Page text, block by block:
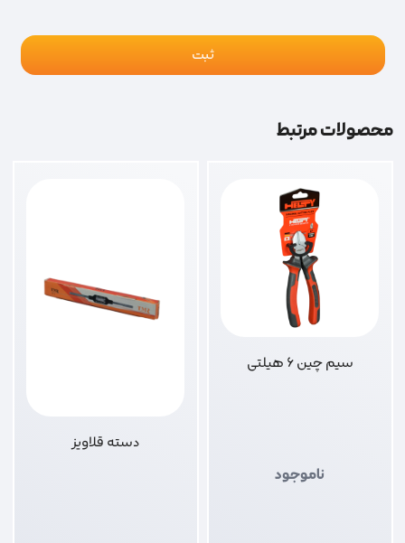
محصولات مرتبط
سیم چین 6 هیلتی
ناموجود
دسته قلاویز